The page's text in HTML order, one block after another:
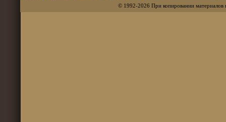
© 1992-2026 При копировании материалов